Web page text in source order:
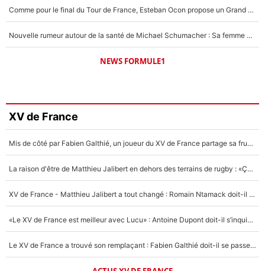
Comme pour le final du Tour de France, Esteban Ocon propose un Grand Prix de Formule 1 à Paris : «Autour de l’Arc de Triomphe, ce serait génial» !
Nouvelle rumeur autour de la santé de Michael Schumacher : Sa femme Corinna sort du silence
NEWS FORMULE1
XV de France
Mis de côté par Fabien Galthié, un joueur du XV de France partage sa frustration : «ils ne me l’ont pas dit tout de suite»
La raison d'être de Matthieu Jalibert en dehors des terrains de rugby : «Ça m'atteint autant que si tu touches à un membre de ma famille»
XV de France - Matthieu Jalibert a tout changé : Romain Ntamack doit-il s’inquiéter pour sa place à un an de la Coupe du monde ?
«Le XV de France est meilleur avec Lucu» : Antoine Dupont doit-il s’inquiéter pour sa place ?
Le XV de France a trouvé son remplaçant : Fabien Galthié doit-il se passer d'Antoine Dupont ?